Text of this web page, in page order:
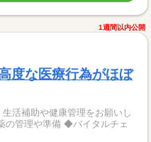
1週間以内公開
度な医療行為がほぼ
活補助や健康管理をお願いし